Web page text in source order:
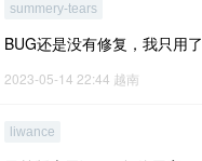
summery-tears
BUG还是没有修复，我只用
2023-05-14 22:44 越南
liwance